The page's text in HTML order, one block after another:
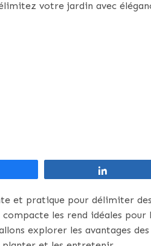
et pratique pour délimiter
les rend idéales pour
explorer les avantages